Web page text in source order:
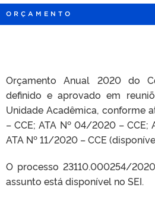
TELEFONES
ORÇAMENTO
Orçamento Anual 2020 do
definido e aprovado em
Unidade Acadêmica, conforme
– CCE; ATA Nº 04/2020 – CCE;
ATA Nº 11/2020 – CCE
O processo 23110.000254/
assunto está disponível no SEI.